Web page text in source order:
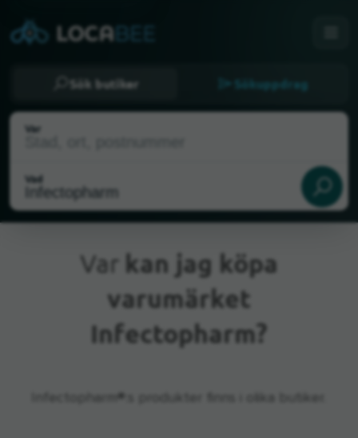
Sök butiker Sökuppdrag
Var
Vad
Nuvarande plats
Var kan jag köpa
varumärket
Infectopharm?
Infectopharm®:s produkter finns i olika butiker.